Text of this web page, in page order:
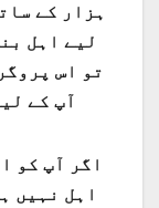
ہزار کے
لیے اہل
تو اس
آپ کے
اگر آپ کو
اہل نہیں